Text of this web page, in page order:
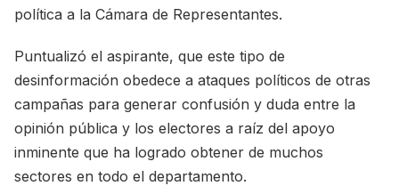
política a la Cámara de Representantes.
Puntualizó el aspirante, que este tipo de
desinformación obedece a ataques políticos de otras
campañas para generar confusión y duda entre la
opinión pública y los electores a raíz del apoyo
inminente que ha logrado obtener de muchos
sectores en todo el departamento.